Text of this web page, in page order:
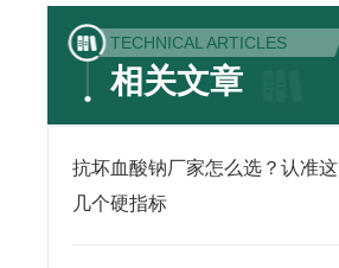
TECHNICAL ARTICLES
相关文章
抗坏血酸钠厂家怎么选？认准这
几个硬指标